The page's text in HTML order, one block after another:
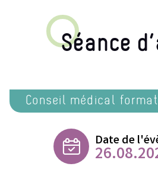
Séance
Conseil médical
Date de